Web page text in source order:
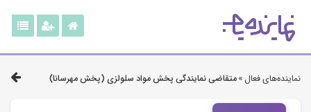
نماینده‌های فعال »متقاضی نمایندگی پخش مواد سلولزی (پخش مهرسانا)